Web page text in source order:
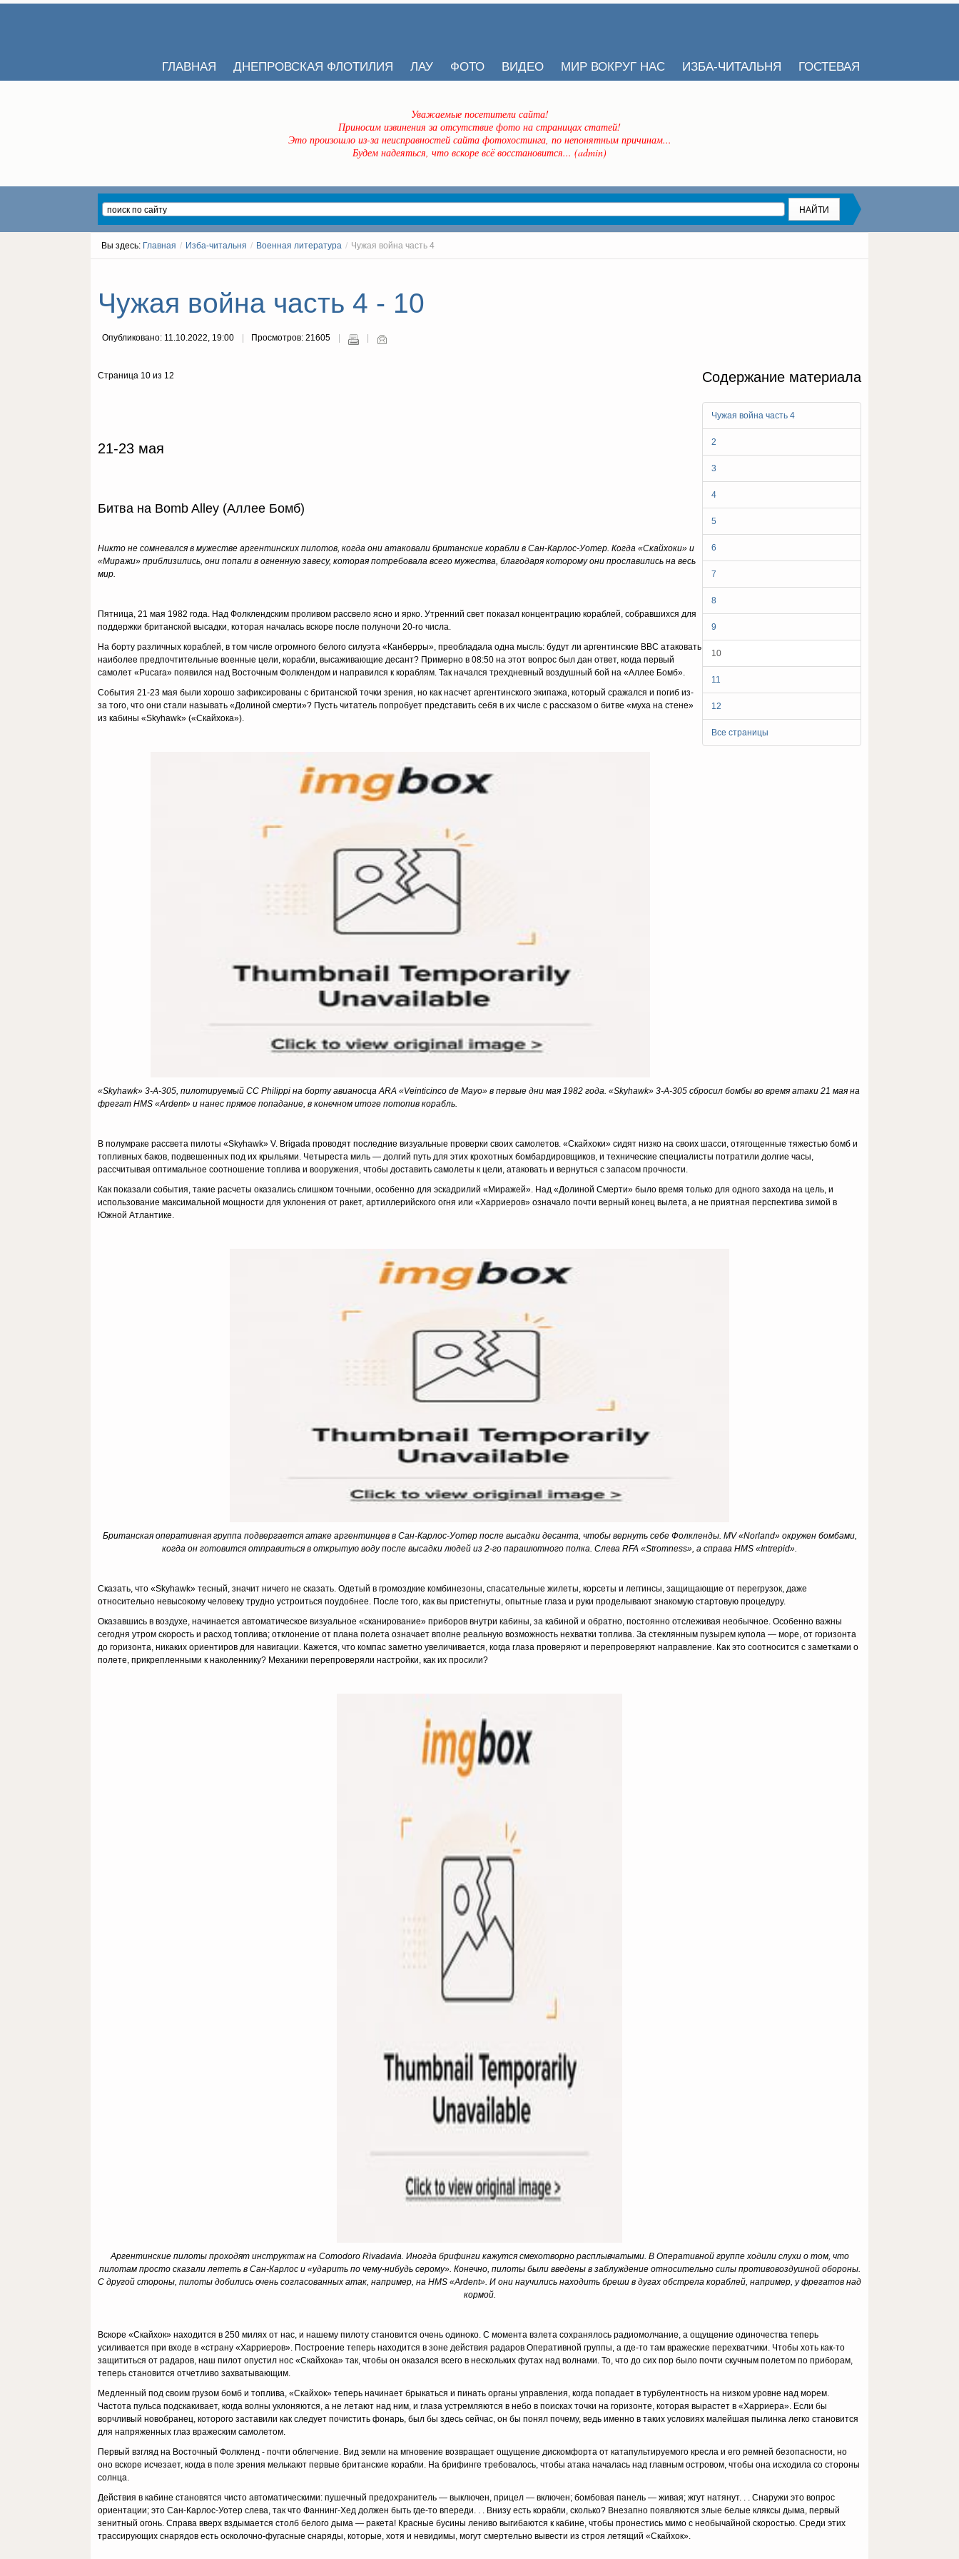
ГЛАВНАЯ ДНЕПРОВСКАЯ ФЛОТИЛИЯ ЛАУ ФОТО ВИДЕО МИР ВОКРУГ НАС ИЗБА-ЧИТАЛЬНЯ ГОСТЕВАЯ
Уважаемые посетители сайта!
Приносим извинения за отсутствие фото на страницах статей!
Это произошло из-за неисправностей сайта фотохостинга, по непонятным причинам...
Будем надеяться, что вскоре всё восстановится... (admin)
Вы здесь: Главная / Изба-читальня / Военная литература / Чужая война часть 4
Чужая война часть 4 - 10
Опубликовано: 11.10.2022, 19:00 Просмотров: 21605
Содержание материала
Чужая война часть 4
2
3
4
5
6
7
8
9
10
11
12
Все страницы
Страница 10 из 12
21-23 мая
Битва на Bomb Alley (Аллее Бомб)
Никто не сомневался в мужестве аргентинских пилотов, когда они атаковали британские корабли в Сан-Карлос-Уотер. Когда «Скайхоки» и
«Миражи» приблизились, они попали в огненную завесу, которая потребовала всего мужества, благодаря которому они прославились на весь
мир.
Пятница, 21 мая 1982 года. Над Фолклендским проливом рассвело ясно и ярко. Утренний свет показал концентрацию кораблей, собравшихся для
поддержки британской высадки, которая началась вскоре после полуночи 20-го числа.
На борту различных кораблей, в том числе огромного белого силуэта «Канберры», преобладала одна мысль: будут ли аргентинские ВВС атаковать
наиболее предпочтительные военные цели, корабли, высаживающие десант? Примерно в 08:50 на этот вопрос был дан ответ, когда первый
самолет «Pucara» появился над Восточным Фолклендом и направился к кораблям. Так начался трехдневный воздушный бой на «Аллее Бомб».
События 21-23 мая были хорошо зафиксированы с британской точки зрения, но как насчет аргентинского экипажа, который сражался и погиб из-
за того, что они стали называть «Долиной смерти»? Пусть читатель попробует представить себя в их числе с рассказом о битве «муха на стене»
из кабины «Skyhawk» («Скайхока»).
«Skyhawk» 3-A-305, пилотируемый CC Philippi на борту авианосца ARA «Veinticinco de Mayo» в первые дни мая 1982 года. «Skyhawk» 3-A-305 сбросил бомбы во время атаки 21 мая на
фрегат HMS «Ardent» и нанес прямое попадание, в конечном итоге потопив корабль.
В полумраке рассвета пилоты «Skyhawk» V. Brigada проводят последние визуальные проверки своих самолетов. «Скайхоки» сидят низко на своих шасси, отягощенные тяжестью бомб и
топливных баков, подвешенных под их крыльями. Четыреста миль — долгий путь для этих крохотных бомбардировщиков, и технические специалисты потратили долгие часы,
рассчитывая оптимальное соотношение топлива и вооружения, чтобы доставить самолеты к цели, атаковать и вернуться с запасом прочности.
Как показали события, такие расчеты оказались слишком точными, особенно для эскадрилий «Миражей». Над «Долиной Смерти» было время только для одного захода на цель, и
использование максимальной мощности для уклонения от ракет, артиллерийского огня или «Харриеров» означало почти верный конец вылета, а не приятная перспектива зимой в
Южной Атлантике.
Британская оперативная группа подвергается атаке аргентинцев в Сан-Карлос-Уотер после высадки десанта, чтобы вернуть себе Фолкленды. MV«Norland» окружен бомбами,
когда он готовится отправиться в открытую воду после высадки людей из 2-го парашютного полка. Слева RFA «Stromness», а справа HMS «Intrepid».
Сказать, что «Skyhawk» тесный, значит ничего не сказать. Одетый в громоздкие комбинезоны, спасательные жилеты, корсеты и леггинсы, защищающие от перегрузок, даже
относительно невысокому человеку трудно устроиться поудобнее. После того, как вы пристегнуты, опытные глаза и руки проделывают знакомую стартовую процедуру.
Оказавшись в воздухе, начинается автоматическое визуальное «сканирование» приборов внутри кабины, за кабиной и обратно, постоянно отслеживая необычное. Особенно важны
сегодня утром скорость и расход топлива; отклонение от плана полета означает вполне реальную возможность нехватки топлива. За стеклянным пузырем купола — море, от горизонта
до горизонта, никаких ориентиров для навигации. Кажется, что компас заметно увеличивается, когда глаза проверяют и перепроверяют направление. Как это соотносится с заметками о
полете, прикрепленными к наколеннику? Механики перепроверяли настройки, как их просили?
Аргентинские пилоты проходят инструктаж на Comodoro Rivadavia. Иногда брифинги кажутся смехотворно расплывчатыми. В Оперативной группе ходили слухи о том, что
пилотам просто сказали лететь в Сан-Карлос и «ударить по чему-нибудь серому». Конечно, пилоты были введены в заблуждение относительно силы противовоздушной обороны.
С другой стороны, пилоты добились очень согласованных атак, например, на HMS «Ardent». И они научились находить бреши в дугах обстрела кораблей, например, у фрегатов над
кормой.
Вскоре «Скайхок» находится в 250 милях от нас, и нашему пилоту становится очень одиноко. С момента взлета сохранялось радиомолчание, а ощущение одиночества теперь
усиливается при входе в «страну «Харриеров». Построение теперь находится в зоне действия радаров Оперативной группы, а где-то там вражеские перехватчики. Чтобы хоть как-то
защититься от радаров, наш пилот опустил нос «Скайхока» так, чтобы он оказался всего в нескольких футах над волнами. То, что до сих пор было почти скучным полетом по приборам,
теперь становится отчетливо захватывающим.
Медленный под своим грузом бомб и топлива, «Скайхок» теперь начинает брыкаться и пинать органы управления, когда попадает в турбулентность на низком уровне над морем.
Частота пульса подскакивает, когда волны уклоняются, а не летают над ним, и глаза устремляются в небо в поисках точки на горизонте, которая вырастет в «Харриера». Если бы
ворчливый новобранец, которого заставили как следует почистить фонарь, был бы здесь сейчас, он бы понял почему, ведь именно в таких условиях малейшая пылинка легко становится
для напряженных глаз вражеским самолетом.
Первый взгляд на Восточный Фолкленд - почти облегчение. Вид земли на мгновение возвращает ощущение дискомфорта от катапультируемого кресла и его ремней безопасности, но
оно вскоре исчезает, когда в поле зрения мелькают первые британские корабли. На брифинге требовалось, чтобы атака началась над главным островом, чтобы она исходила со стороны
солнца.
Действия в кабине становятся чисто автоматическими: пушечный предохранитель — выключен, прицел — включен; бомбовая панель — живая; жгут натянут. . . Снаружи это вопрос
ориентации; это Сан-Карлос-Уотер слева, так что Фаннинг-Хед должен быть где-то впереди. . . Внизу есть корабли, сколько? Внезапно появляются злые белые кляксы дыма, первый
зенитный огонь. Справа вверх вздымается столб белого дыма — ракета! Красные бусины лениво выгибаются к кабине, чтобы пронестись мимо с необычайной скоростью. Среди этих
трассирующих снарядов есть осколочно-фугасные снаряды, которые, хотя и невидимы, могут смертельно вывести из строя летящий «Скайхок».